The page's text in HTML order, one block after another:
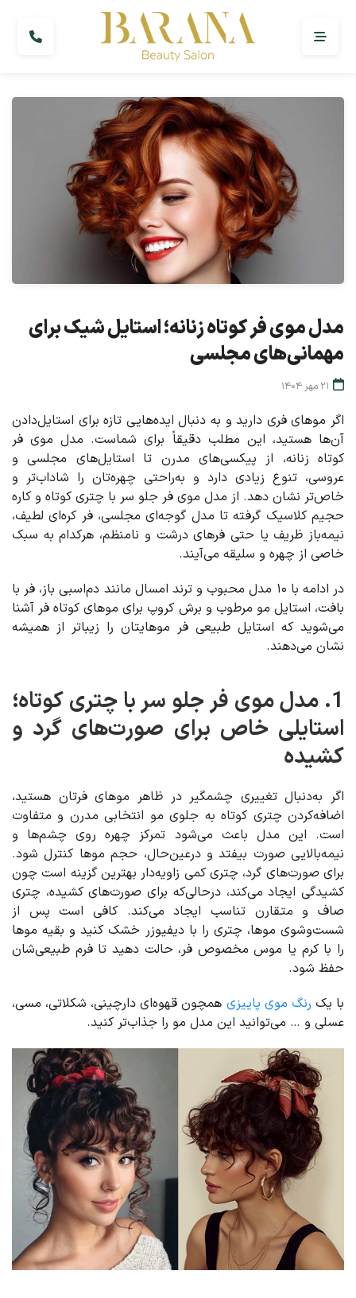
مدل موی فر کوتاه زنانه؛ استایل شیک برای
مهمانی‌های مجلسی
21 مهر 1404
اگر موهای فری دارید و به دنبال ایده‌هایی تازه برای استایل‌دادن
آن‌ها هستید، این مطلب دقیقاً برای شماست. مدل موی فر
کوتاه زنانه، از پیکسی‌های مدرن تا استایل‌های مجلسی و
عروسی، تنوع زیادی دارد و به‌راحتی چهره‌تان را شاداب‌تر و
خاص‌تر نشان دهد. از مدل موی فر جلو سر با چتری کوتاه و کاره
حجیم کلاسیک گرفته تا مدل گوجه‌ای مجلسی، فر کره‌ای لطیف،
نیمه‌باز ظریف یا حتی فرهای درشت و نامنظم، هرکدام به سبک
خاصی از چهره و سلیقه می‌آیند.
در ادامه با ۱۰ مدل محبوب و ترند امسال مانند دم‌اسبی باز، فر با
بافت، استایل مو مرطوب و برش کروپ برای موهای کوتاه فر آشنا
می‌شوید که استایل طبیعی فر موهایتان را زیباتر از همیشه
نشان می‌دهند.
1. مدل موی فر جلو سر با چتری کوتاه؛
استایلی خاص برای صورت‌های گرد و
کشیده
اگر به‌دنبال تغییری چشمگیر در ظاهر موهای فرتان هستید،
اضافه‌کردن چتری کوتاه به جلوی مو انتخابی مدرن و متفاوت
است. این مدل باعث می‌شود تمرکز چهره روی چشم‌ها و
نیمه‌بالایی صورت بیفتد و درعین‌حال، حجم موها کنترل شود.
برای صورت‌های گرد، چتری کمی زاویه‌دار بهترین گزینه است چون
کشیدگی ایجاد می‌کند، درحالی‌که برای صورت‌های کشیده، چتری
صاف و متقارن تناسب ایجاد می‌کند. کافی است پس از
شست‌وشوی موها، چتری را با دیفیوزر خشک کنید و بقیه موها
را با کرم یا موس مخصوص فر، حالت دهید تا فرم طبیعی‌شان
حفظ شود.
با یک رنگ موی پاییزی همچون قهوه‌ای دارچینی، شکلاتی، مسی،
عسلی و … می‌توانید این مدل مو را جذاب‌تر کنید.